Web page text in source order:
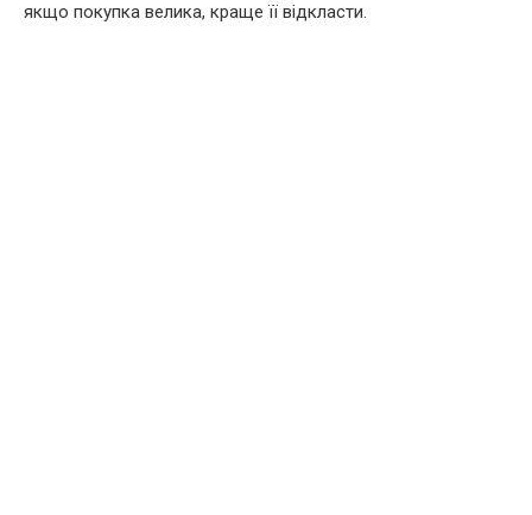
якщо покупка велика, краще її відкласти.